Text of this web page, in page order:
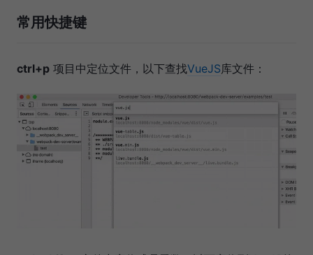
常用快捷键
ctrl+p 项目中定位文件，以下查找VueJS库文件：